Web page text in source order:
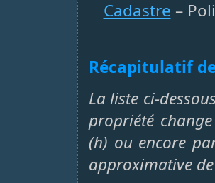
Cadastre –
Récapitulatif
La liste ci-
propriété
(h) ou encore
approximative